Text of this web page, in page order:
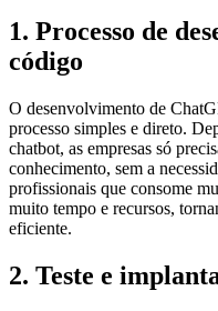
1. Processo de
código
O desenvolvimento de
processo simples e direto.
chatbot, as empresas só
conhecimento, sem a
profissionais que consome
muito tempo e recursos,
eficiente.
2. Teste e